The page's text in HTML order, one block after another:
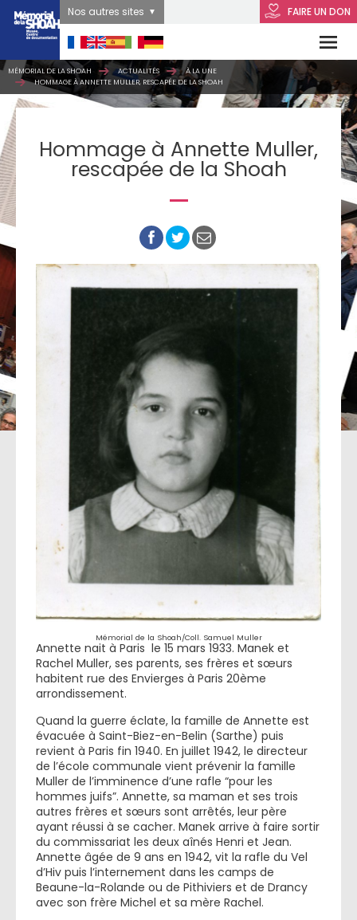
FAIRE UN DON
Nos autres sites
MÉMORIAL DE LA SHOAH ACTUALITÉS
À LA UNE
HOMMAGE À ANNETTE MULLER, RESCAPÉE DE LA SHOAH
Hommage à Annette Muller,
rescapée de la Shoah
Mémorial de la Shoah/Coll. Samuel Muller
Annette nait à Paris le 15 mars 1933. Manek et
Rachel Muller, ses parents, ses frères et sœurs
habitent rue des Envierges à Paris 20ème
arrondissement.
Quand la guerre éclate, la famille de Annette est
évacuée à Saint-Biez-en-Belin (Sarthe) puis
revient à Paris fin 1940. En juillet 1942, le directeur
de l’école communale vient prévenir la famille
Muller de l’imminence d’une rafle “pour les
hommes juifs”. Annette, sa maman et ses trois
autres frères et sœurs sont arrêtés, leur père
ayant réussi à se cacher. Manek arrive à faire sortir
du commissariat les deux aînés Henri et Jean.
Annette âgée de 9 ans en 1942, vit la rafle du Vel
d’Hiv puis l’internement dans les camps de
Beaune-la-Rolande ou de Pithiviers et de Drancy
avec son frère Michel et sa mère Rachel.